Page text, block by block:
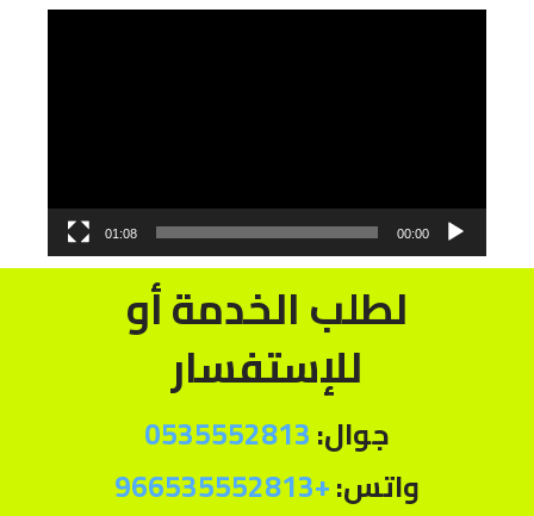
00:00
01:08
لطلب الخدمة أو
للإستفسار
جوال:0535552813
واتس:+966535552813